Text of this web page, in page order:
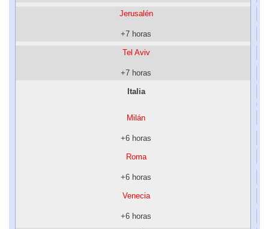
Jerusalén
+7 horas
Tel Aviv
+7 horas
Italia
Milán
+6 horas
Roma
+6 horas
Venecia
+6 horas